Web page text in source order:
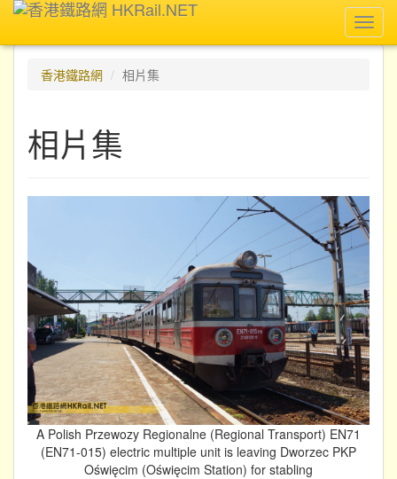
香港鐵路網
相片集
相片集
A Polish Przewozy Regionalne (Regional Transport) EN71
(EN71-015) electric multiple unit is leaving Dworzec PKP
Oświęcim (Oświęcim Station) for stabling